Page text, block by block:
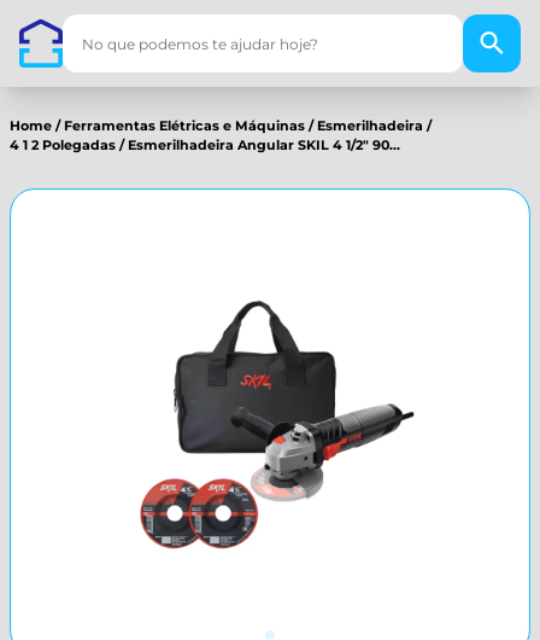
Home / Ferramentas Elétricas e Máquinas / Esmerilhadeira /
4 1 2 Polegadas / Esmerilhadeira Angular SKIL 4 1/2" 90...